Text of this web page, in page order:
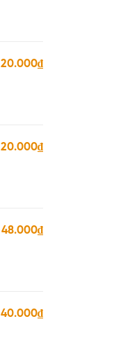
20.000₫
20.000₫
48.000₫
40.000₫